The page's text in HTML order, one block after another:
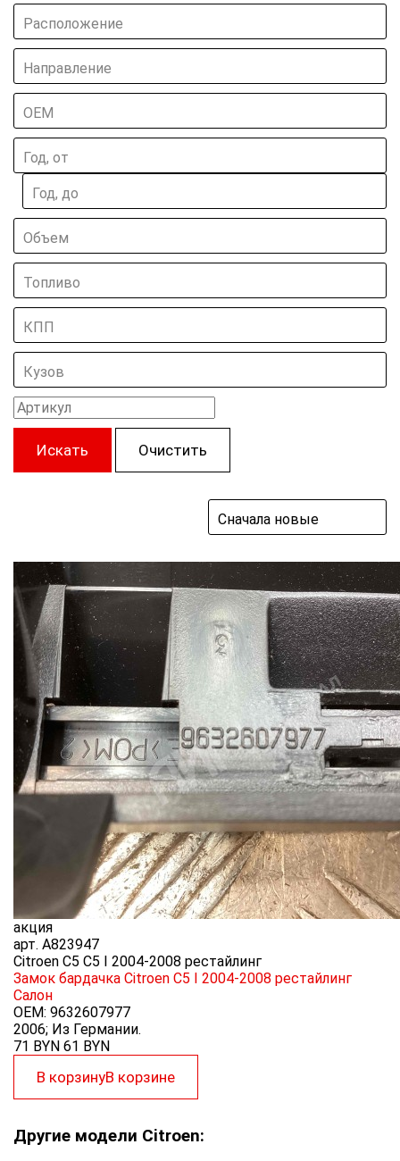
Расположение
Направление
ОЕМ
Год, от
Год, до
Объем
Топливо
КПП
Кузов
Искать Очистить
Сначала новые
акция
арт. A823947
Citroen C5 C5 I 2004-2008 рестайлинг
Замок бардачка Citroen C5 I 2004-2008 рестайлинг
Салон
OEM: 9632607977
2006; Из Германии.
71 BYN 61 BYN
В корзинуВ корзине
Другие модели Citroen: